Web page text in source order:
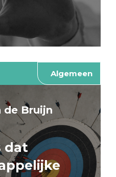
Algemeen
de Bruijn
dat